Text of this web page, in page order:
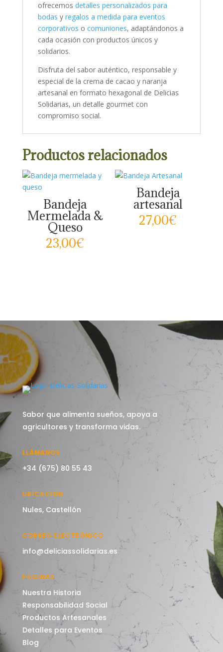
ofrecemos detalles personalizados para
bodas y regalos a medida para eventos
corporativos o comuniones, adaptándonos a
cada ocasión con productos únicos y
solidarios.
Disfruta del sabor auténtico, responsable y
especial de la crema de cacao y naranja
artesanal en formato hexagonal de Delicias
Solidarias, un detalle gourmet con
compromiso social.
Productos relacionados
Bandeja
Mermelada &
Queso
23,00€
Bandeja
artesanal
27,00€
Sabor que alimenta sueños, apoya a
agricultores y transforma vidas.
LLÁMANOS
+34 (675) 80 55 43
UBICACIÓN
Nules, Castellón
CORREO ELECTRÓNICO
info@deliciassolidarias.es
PÁGINAS
Nuestra Historia
Responsabilidad Social
Productos Artesanales
Detalles para Eventos
Blog